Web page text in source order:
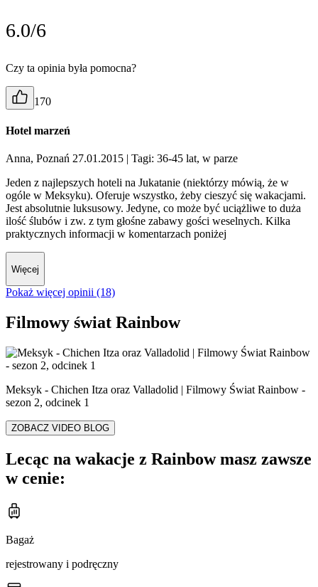
6.0/6
Czy ta opinia była pomocna?
170
Hotel marzeń
Anna, Poznań 27.01.2015 | Tagi: 36-45 lat, w parze
Jeden z najlepszych hoteli na Jukatanie (niektórzy mówią, że w
ogóle w Meksyku). Oferuje wszystko, żeby cieszyć się wakacjami.
Jest absolutnie luksusowy. Jedyne, co może być uciążliwe to duża
ilość ślubów i zw. z tym głośne zabawy gości weselnych. Kilka
praktycznych informacji w komentarzach poniżej
Więcej
Pokaż więcej opinii (18)
Filmowy świat Rainbow
Meksyk - Chichen Itza oraz Valladolid | Filmowy Świat Rainbow -
sezon 2, odcinek 1
ZOBACZ VIDEO BLOG
Lecąc na wakacje z Rainbow masz zawsze
w cenie:
Bagaż
rejestrowany i podręczny